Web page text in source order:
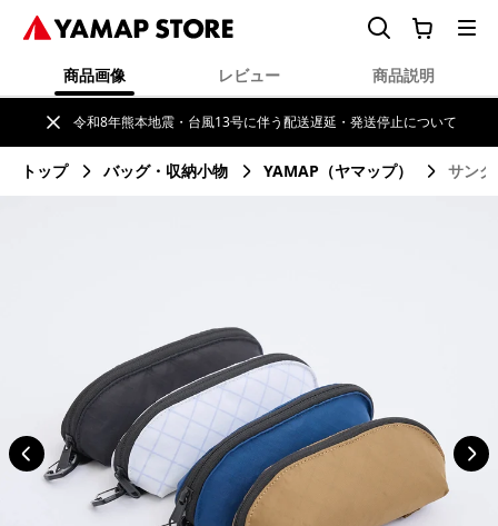
令和8年熊本地震・台風13号に伴う配送遅延・発送停止について
トップ バッグ・収納小物 YAMAP（ヤマップ） サン
商品画像 レビュー 商品説明